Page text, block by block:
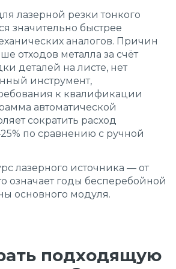
лазерной резки тонкого
значительно быстрее
аналогов. Причин
отходов металла за счёт
деталей на листе, нет
инструмент,
к квалификации
автоматической
сократить расход
по сравнению с ручной
лазерного источника — от
означает годы бесперебойной
основного модуля.
подходящую